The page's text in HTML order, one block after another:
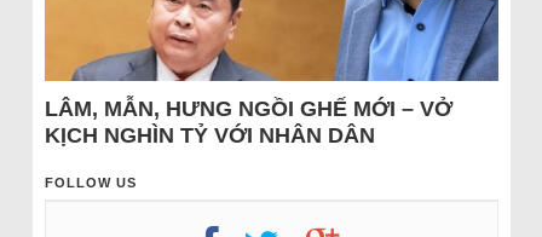
LÂM, MẪN, HƯNG NGỒI GHẾ MỚI – VỞ
KỊCH NGHÌN TỶ VỚI NHÂN DÂN
FOLLOW US